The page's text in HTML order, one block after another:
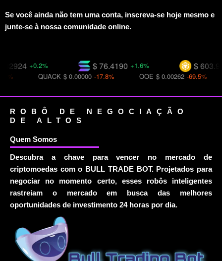
Se você ainda não tem uma conta, inscreva-se hoje mesmo e
junte-se à nossa comunidade online.
$ 603.930
$ 76.4190 +1.6%
+0.2%
OOE $ 0.00262 -69.5%
QUACK $ 0.00000 -17.8%
ROBÔ DE NEGOCIAÇÃO
DE ALTOS
Quem Somos
Descubra a chave para vencer no mercado de
criptomoedas com o BULL TRADE BOT. Projetados para
negociar no momento certo, esses robôs inteligentes
rastreiam o mercado em busca das melhores
oportunidades de investimento 24 horas por dia.